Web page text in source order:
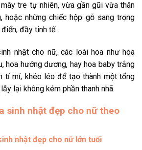
tre tự nhiên, vừa gần gũi vừa thân
hoặc những chiếc hộp gỗ sang trọng
đầy tinh tế.
nhật cho nữ, các loài hoa như hoa
hoa hướng dương, hay hoa baby trắng
tỉ mỉ, khéo léo để tạo thành một tổng
lại không kém phần thanh nhã.
sinh nhật đẹp cho nữ theo
nhật đẹp cho nữ lớn tuổi